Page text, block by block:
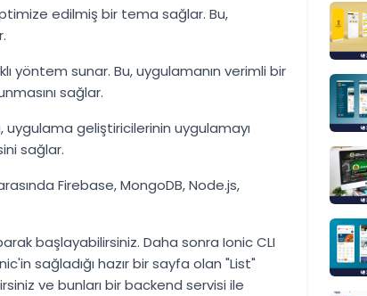
edilmiş bir tema sağlar. Bu,
yöntem sunar. Bu, uygulamanın verimli bir
sağlar.
uygulama geliştiricilerinin uygulamayı
sağlar.
Firebase, MongoDB, Node.js,
başlayabilirsiniz. Daha sonra Ionic CLI
sağladığı hazır bir sayfa olan "List"
ve bunları bir backend servisi ile